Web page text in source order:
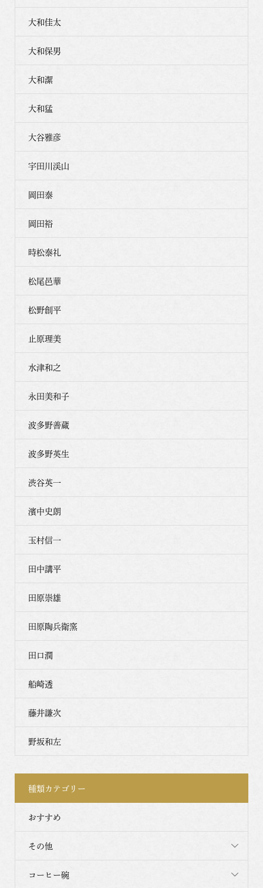
大和佳太
大和保男
大和潔
大和猛
大谷雅彦
宇田川渓山
岡田泰
岡田裕
時松泰礼
松尾邑華
松野創平
止原理美
水津和之
永田美和子
波多野善蔵
波多野英生
渋谷英一
濱中史朗
玉村信一
田中講平
田原崇雄
田原陶兵衛窯
田口潤
船崎透
藤井謙次
野坂和左
種類カテゴリー
おすすめ
その他
コーヒー碗